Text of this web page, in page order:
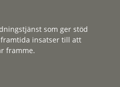
som ger stöd
insatser till att
framme.